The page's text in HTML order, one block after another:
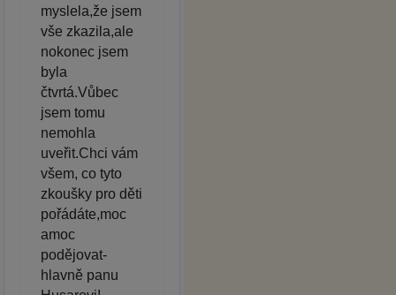
myslela,že jsem
vše zkazila,ale
nokonec jsem
byla
čtvrtá.Vůbec
jsem tomu
nemohla
uveřit.Chci vám
všem, co tyto
zkoušky pro děti
pořádáte,moc
amoc
podějovat-
hlavně panu